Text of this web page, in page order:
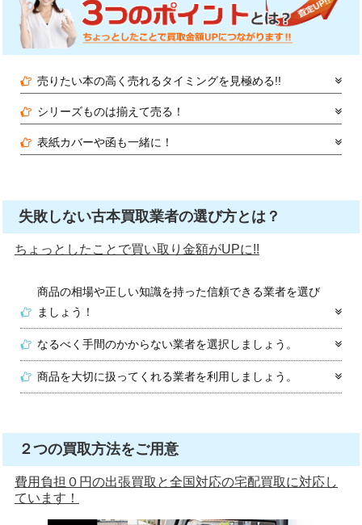
売りたい本の高く売れるタイミングを見極める!!
シリーズものは揃えて売る！
表紙カバーや函も一緒に！
失敗しない古本買取業者の選び方とは？
ちょっとしたことで買い取り金額がUPに!!
商品の相場や正しい知識を持った信頼できる業者を選び
ましょう！
なるべく手間のかからない業者を選択しましょう。
商品を大切に扱ってくれる業者を利用しましょう。
２つの買取方法をご用意
費用負担０円の出張買取と全国対応の宅配買取に対応し
ています！